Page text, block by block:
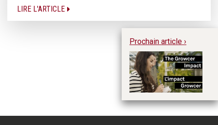
LIRE L'ARTICLE
Prochain article ›